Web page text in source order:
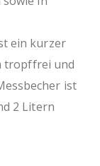
ein kurzer
tropffrei und
ist
2 Litern